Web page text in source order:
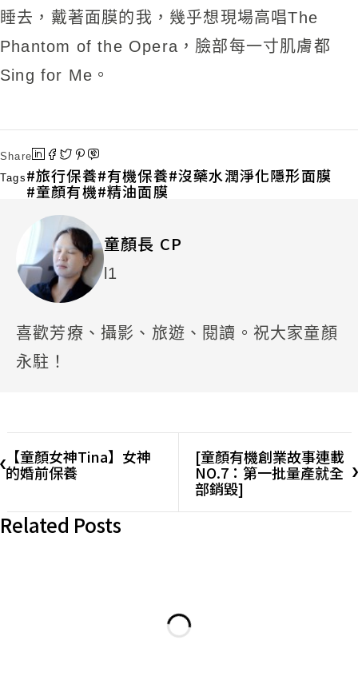
睡去，戴著面膜的我，幾乎想現場高唱The
Phantom of the Opera，臉部每一寸肌膚都
Sing for Me。
Share
Tags
旅行保養 有機保養 沒藥水潤淨化隱形面膜
童顏有機 精油面膜
童顏長 CP
l1
喜歡芳療、攝影、旅遊、閱讀。祝大家童顏
永駐！
【童顏女神Tina】女神
的婚前保養
[童顏有機創業故事連載
NO.7：第一批量產就全
部銷毀]
Related Posts